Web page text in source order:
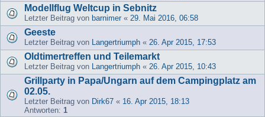
Modellflug Weltcup in Sebnitz
Letzter Beitrag von barnimer « 29. Mai 2016, 06:58
Geeste
Letzter Beitrag von Langertriumph « 26. Apr 2015, 17:53
Oldtimertreffen und Teilemarkt
Letzter Beitrag von Langertriumph « 26. Apr 2015, 10:43
Grillparty in Papa/Ungarn auf dem Campingplatz am
02.05.
Letzter Beitrag von Dirk67 « 16. Apr 2015, 18:13
Antworten: 1